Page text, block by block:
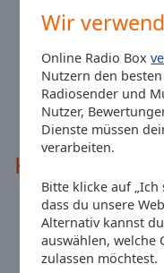
Wir
Online Radio Box
Nutzern den
Radiosender und
Nutzer,
Dienste müssen
verarbeiten.
Bitte klicke auf „Ich
dass du unsere
Alternativ kannst
auswählen, welche
zulassen möchtest.
window.
Warum Radio SXG?
Weil wir Musik leben.
Tag für unsere Hörer
Webradio – es ist
Gefühl.
Seit 2016 On Air ·
Kontakte
Website:
sound-x.de
Email:
Ortszeit in Wuppertal: